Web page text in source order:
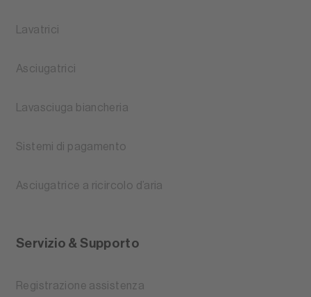
Lavatrici
Asciugatrici
Lavasciuga biancheria
Sistemi di pagamento
Asciugatrice a ricircolo d’aria
Servizio & Supporto
Registrazione assistenza